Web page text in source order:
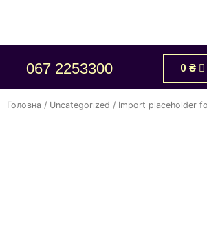
067 2253300 0 ₴
Головна / Uncategorized / Import placeholder